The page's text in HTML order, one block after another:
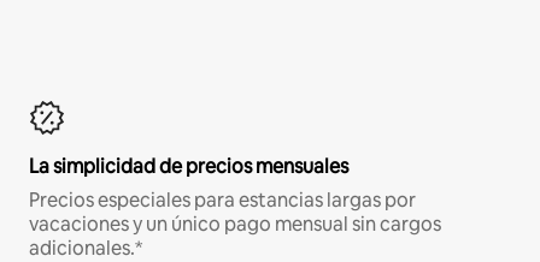
La simplicidad de precios mensuales
Precios especiales para estancias largas por
vacaciones y un único pago mensual sin cargos
adicionales.*